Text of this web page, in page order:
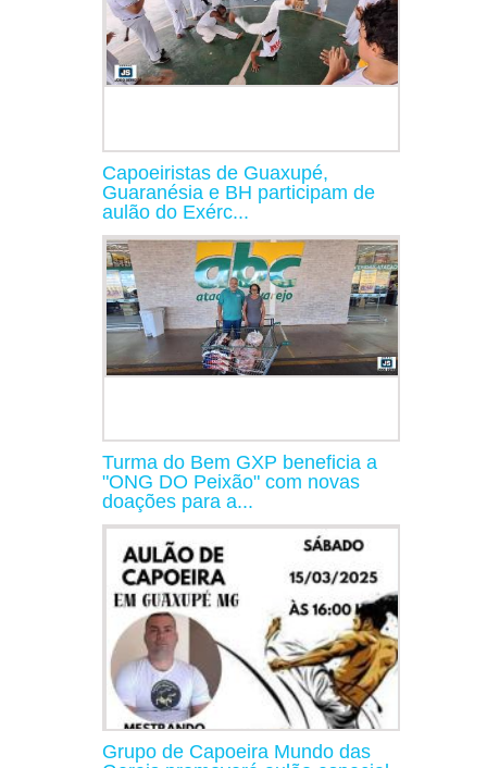
Capoeiristas de Guaxupé,
Guaranésia e BH participam de
aulão do Exérc...
Turma do Bem GXP beneficia a
"ONG DO Peixão" com novas
doações para a...
Grupo de Capoeira Mundo das